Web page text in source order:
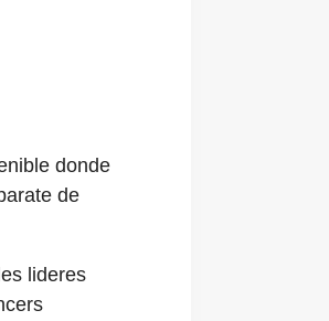
donde
de
lideres